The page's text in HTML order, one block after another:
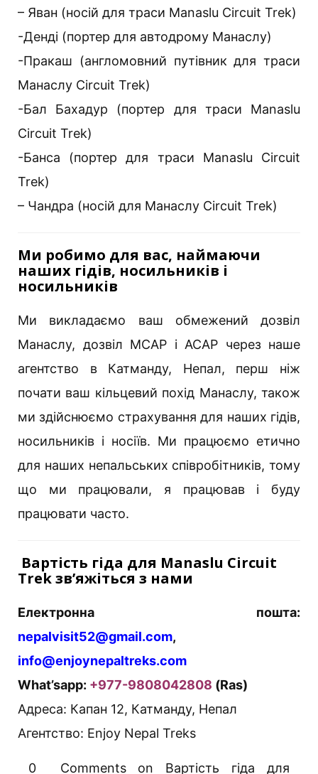
– Яван (носій для траси Manaslu Circuit Trek)
-Денді (портер для автодрому Манаслу)
-Пракаш (англомовний путівник для траси
Манаслу Circuit Trek)
-Бал Бахадур (портер для траси Manaslu
Circuit Trek)
-Банса (портер для траси Manaslu Circuit
Trek)
– Чандра (носій для Манаслу Circuit Trek)
Ми робимо для вас, наймаючи
наших гідів, носильників і
носильників
Ми викладаємо ваш обмежений дозвіл
Манаслу, дозвіл MCAP і ACAP через наше
агентство в Катманду, Непал, перш ніж
почати ваш кільцевий похід Манаслу, також
ми здійснюємо страхування для наших гідів,
носильників і носіїв. Ми працюємо етично
для наших непальських співробітників, тому
що ми працювали, я працював і буду
працювати часто.
Вартість гіда для Manaslu Circuit
Trek зв’яжіться з нами
Електронна пошта:
nepalvisit52@gmail.com,
info@enjoynepaltreks.com
What’sapp: +977-9808042808 (Ras)
Адреса: Капан 12, Катманду, Непал
Агентство: Enjoy Nepal Treks
0 Comments on Вартість гіда для